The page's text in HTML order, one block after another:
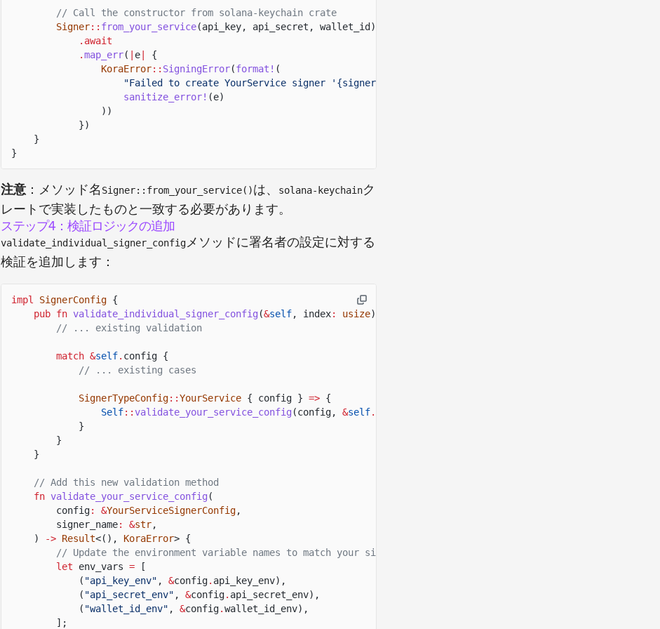
// Call the constructor from solana-keychain crate
Signer:: from_your_service(api_key, api_secret, wallet_id)
.await
.map_err( e
{
KoraError:: SigningError(format! (
"Failed to create YourService signer '{signer_name}': {}"
sanitize_error! (e)
))
})
}
}
注意 ：メソッド名 Signer::from_your_service()は、 solana-keychainク
レートで実装したものと一致する必要があります。
ステップ4：検証ロジックの追加
validate_individual_signer_configメソッドに署名者の設定に対する
検証を追加します：
impl SignerConfig {
pub fn validate_individual_signer_config (&self, index: usize)
// ... existing validation
match &self. config {
// ... existing cases
SignerTypeConfig::YourService { config } => {
Self::validate_your_service_config (config, &self.
}
}
}
// Add this new validation method
fn validate_your_service_config (
config: &YourServiceSignerConfig,
signer_name: &str,
)
-> Result<(), KoraError> {
// Update the environment variable names to match your signer's configuration
let
env_vars =
[
( "api_key_env" , &config. api_key_env),
( "api_secret_env" , &config. api_secret_env),
( "wallet_id_env" , &config.wallet_id_env),
];